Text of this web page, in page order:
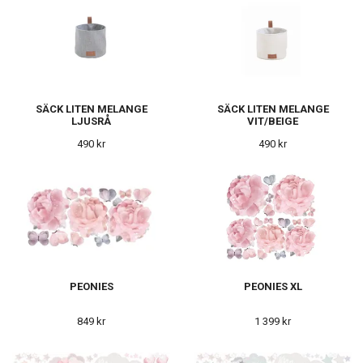
SÄCK LITEN MELANGE
LJUSRÅ
490 kr
SÄCK LITEN MELANGE
VIT/BEIGE
490 kr
PEONIES
849 kr
PEONIES XL
1 399 kr